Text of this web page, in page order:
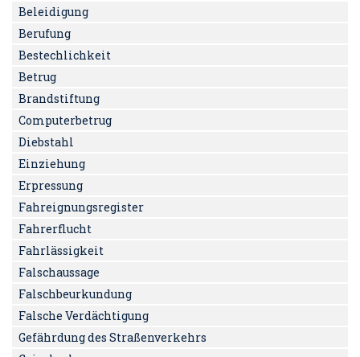
Beleidigung
Berufung
Bestechlichkeit
Betrug
Brandstiftung
Computerbetrug
Diebstahl
Einziehung
Erpressung
Fahreignungsregister
Fahrerflucht
Fahrlässigkeit
Falschaussage
Falschbeurkundung
Falsche Verdächtigung
Gefährdung des Straßenverkehrs